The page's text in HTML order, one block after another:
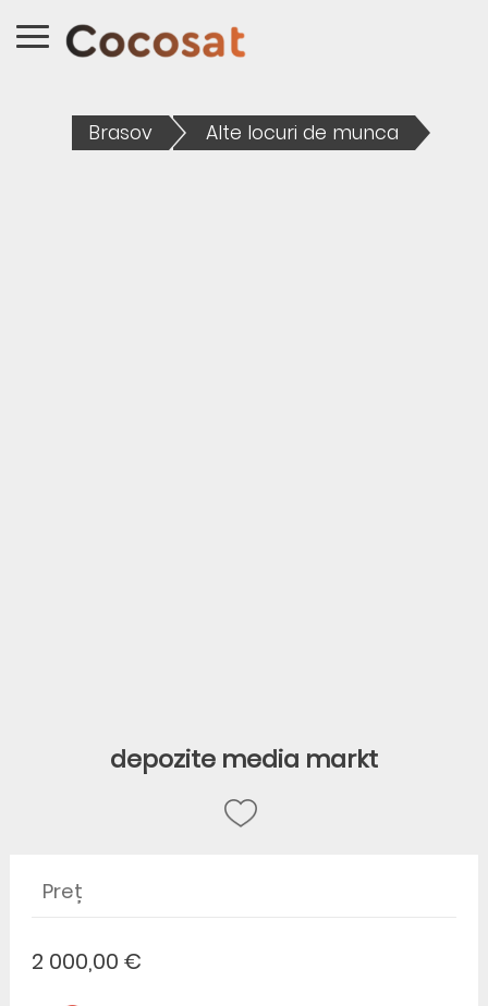
Brasov Alte locuri de munca
depozite media markt
Preț
2 000,00 €